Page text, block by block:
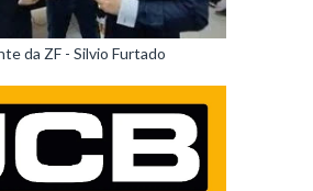
da ZF - Silvio Furtado